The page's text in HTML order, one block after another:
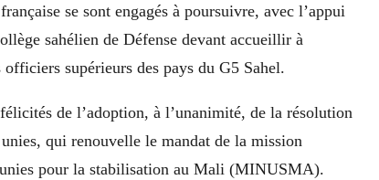
se sont engagés à poursuivre, avec l’appui
sahélien de Défense devant accueillir à
supérieurs des pays du G5 Sahel.
de l’adoption, à l’unanimité, de la résolution
qui renouvelle le mandat de la mission
pour la stabilisation au Mali (MINUSMA).